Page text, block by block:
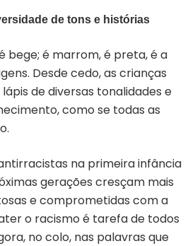
de tons e histórias
bege; é marrom, é preta, é a
Desde cedo, as crianças
de diversas tonalidades e
como se todas as
na primeira infância
gerações cresçam mais
e comprometidas com a
o racismo é tarefa de todos
no colo, nas palavras que